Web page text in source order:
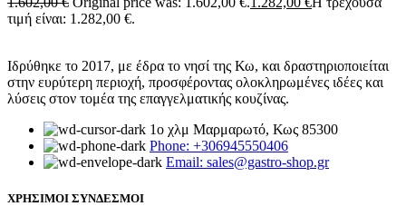
τιμή είναι: 1.282,00 €.
Ιδρύθηκε το 2017, με έδρα το νησί της Κω, και δραστηριοποιείται
στην ευρύτερη περιοχή, προσφέροντας ολοκληρωμένες ιδέες και
λύσεις στον τομέα της επαγγελματικής κουζίνας.
1ο χλμ Μαρμαρωτό, Κως 85300
Phone: +306945550406
Email: sales@gastro-shop.gr
ΧΡΗΣΙΜΟΙ ΣΥΝΔΕΣΜΟΙ